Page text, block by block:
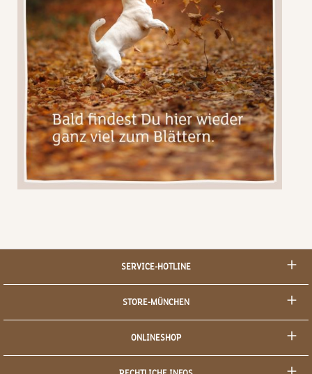
SERVICE-HOTLINE
STORE-MÜNCHEN
ONLINESHOP